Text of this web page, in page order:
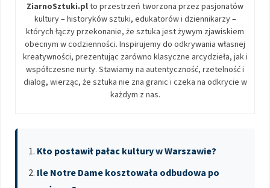
ZiarnoSztuki.plto przestrzeń tworzona przez pasjonatów
kultury – historyków sztuki, edukatorów i dziennikarzy –
których łączy przekonanie, że sztuka jest żywym zjawiskiem
obecnym w codzienności. Inspirujemy do odkrywania własnej
kreatywności, prezentując zarówno klasyczne arcydzieła, jak i
współczesne nurty. Stawiamy na autentyczność, rzetelność i
dialog, wierząc, że sztuka nie zna granic i czeka na odkrycie w
każdym z nas.
Kto postawił pałac kultury w Warszawie?
Ile Notre Dame kosztowała odbudowa po